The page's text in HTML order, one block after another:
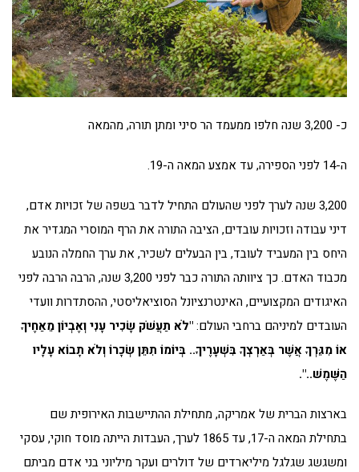
כ- 3,200 שנה חלפו ממעמד הר סיני ומתן תורה, מהמאה
ה-14 לפני הספירה, עד אמצע המאה ה-19.
3,200 שנה לערך לפני שהעולם התחיל לדבר בשפה של זכויות אדם,
דיני עבודה וזכויות עובדים, הציבה התורה את הרף המוסרי המגדיר את
היחס בין המעביד לעובד, בין הבעלים לשכיר, את ערך החמלה הנובע
מכבוד האדם. כך ציוותה התורה כבר לפני 3,200 שנה, הרבה הרבה לפני
האיגודים המקצועיים, האינטרנציונל הסוציאליסטי, ההסתדרות וועדי
העובדים למיניהם ברחבי העולם:"לֹא תַעֲשֹׁק שָׂכִיר עָנִי וְאֶבְיוֹן מֵאַחֶיךָ
אוֹ מִגֵּרְךָ אֲשֶׁר בְּאַרְצְךָ בִּשְׁעָרֶיךָ.. בְּיוֹמוֹ תִתֵּן שְׂכָרוֹ וְלֹא תָבוֹא עָלָיו
הַשֶּׁמֶשׁ..".
בארצות הברית של אמריקה, מתחילת ההתיישבות האירופית שם
בתחילת המאה ה-17, עד 1865 לערך, העבדות הייתה מוסד חוקי, עסקי
ומשגשג שגלגל מיליארדים של דולרים ועקר מיליוני בני אדם מביתם